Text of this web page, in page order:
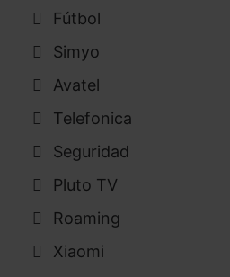
Fútbol
Simyo
Avatel
Telefonica
Seguridad
Pluto TV
Roaming
Xiaomi